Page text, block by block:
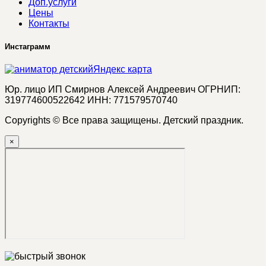
Доп.услуги
Цены
Контакты
Инстаграмм
Яндекс карта
Юр. лицо ИП Смирнов Алексей Андреевич ОГРНИП:
319774600522642 ИНН: 771579570740
Copyrights © Все права защищены. Детский праздник.
×